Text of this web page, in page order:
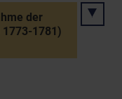
der
1773-1781)